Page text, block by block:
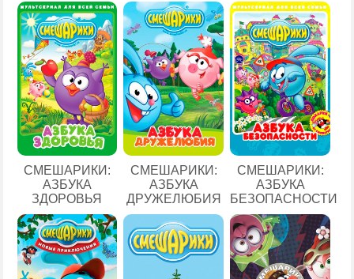
СМЕШАРИКИ:
АЗБУКА
ЗДОРОВЬЯ
СМЕШАРИКИ:
АЗБУКА
ДРУЖЕЛЮБИЯ
СМЕШАРИКИ:
АЗБУКА
БЕЗОПАСНОСТИ